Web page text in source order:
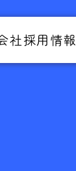
社採用情報